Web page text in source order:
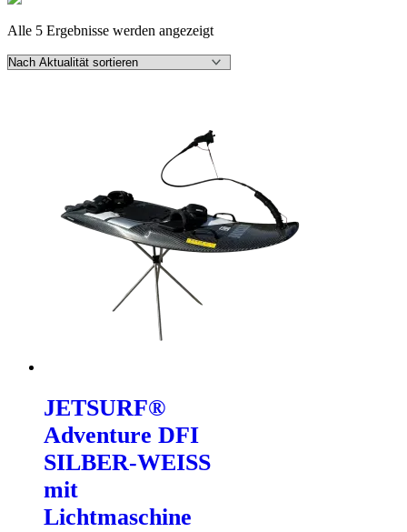
Alle 5 Ergebnisse werden angezeigtNach
sortiert
JETSURF®
Adventure DFI
SILBER-WEISS
mit
Lichtmaschine